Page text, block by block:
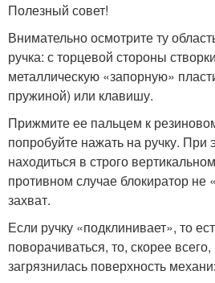
Полезный совет!
Внимательно осмотрите ту
ручка: с торцевой стороны
металлическую «запорную»
пружиной) или клавишу.
Прижмите ее пальцем к
попробуйте нажать на ручку. При
находиться в строго
противном случае блокиратор не
захват.
Если ручку «подклинивает», то
поворачиваться, то, скорее
загрязнилась поверхность